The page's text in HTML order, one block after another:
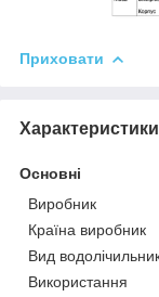
Приховати
Характеристики
Основні
Виробник
Країна виробник
Вид
Використання